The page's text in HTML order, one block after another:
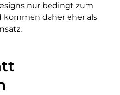
nur bedingt zum
daher eher als